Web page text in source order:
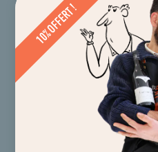
10% OFFERT !